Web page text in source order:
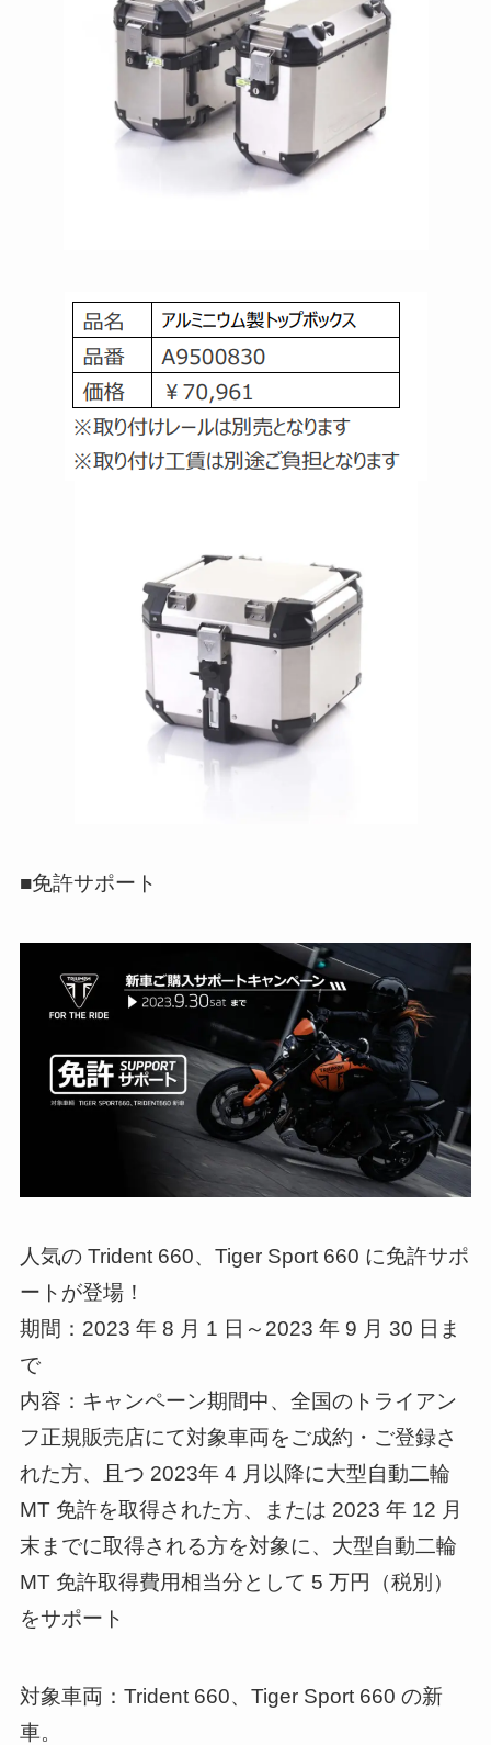
■免許サポート
人気の Trident 660、Tiger Sport 660 に免許サポ
ートが登場！
期間：2023 年 8 月 1 日～2023 年 9 月 30 日ま
で
内容：キャンペーン期間中、全国のトライアン
フ正規販売店にて対象車両をご成約・ご登録さ
れた方、且つ 2023年 4 月以降に大型自動二輪
MT 免許を取得された方、または 2023 年 12 月
末までに取得される方を対象に、大型自動二輪
MT 免許取得費用相当分として 5 万円（税別）
をサポート
対象車両：Trident 660、Tiger Sport 660 の新
車。